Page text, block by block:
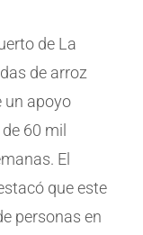
de La
de arroz
un apoyo
60 mil
El
que este
personas en